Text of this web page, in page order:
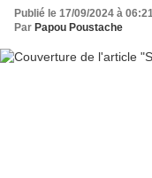
Publié le 17/09/2024 à
Par Papou Poustache